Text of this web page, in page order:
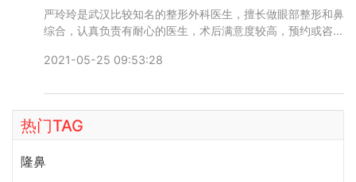
严玲玲是武汉比较知名的整形外科医生，擅长做眼部整形和鼻
综合，认真负责有耐心的医生，术后满意度较高，预约或咨询
6769，查询更多医生口碑和案例。
2021-05-25 09:53:28
热门TAG
隆鼻